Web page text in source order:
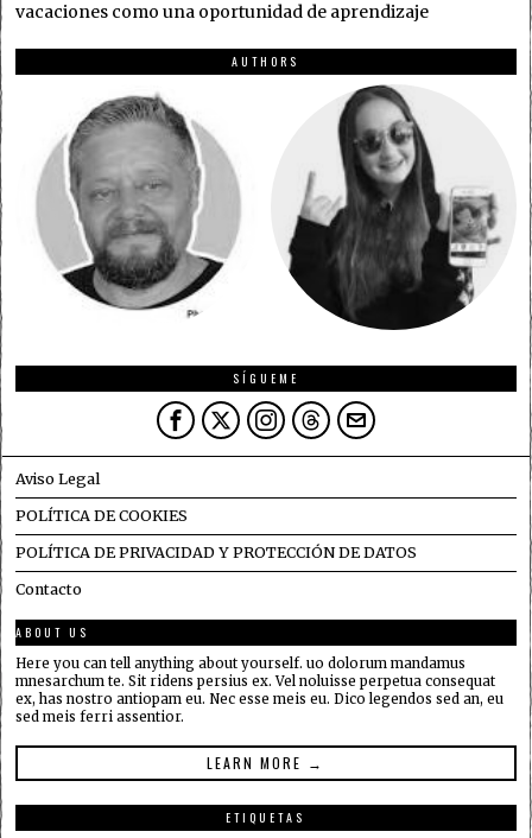
vacaciones como una oportunidad de aprendizaje
AUTHORS
SÍGUEME
Aviso Legal
POLÍTICA DE COOKIES
POLÍTICA DE PRIVACIDAD Y PROTECCIÓN DE DATOS
Contacto
ABOUT US
Here you can tell anything about yourself. uo dolorum mandamus
mnesarchum te. Sit ridens persius ex. Vel noluisse perpetua consequat
ex, has nostro antiopam eu. Nec esse meis eu. Dico legendos sed an, eu
sed meis ferri assentior.
LEARN MORE →
ETIQUETAS